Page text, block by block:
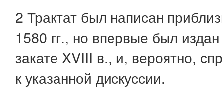
2 Трактат был написан
1580 гг., но впервые был
закате XVIII в., и, вероятно,
к указанной дискуссии.